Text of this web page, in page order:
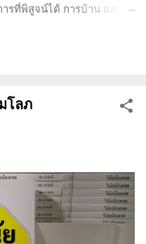
รที่พิสูจน์ได้ การบ้าน และ
เคราะห์นี้จะช่วยให้คุณ
เหมาะสมในการเข้าเทรด . -
ะทำซ้ำได้ตลอด (Method):
วามอดทน (Patience): การ
ที่สำคัญในนักเทรด ความ
นผวนของตลาดและรอคอย
โลภ